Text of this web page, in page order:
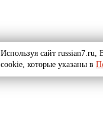
Используя сайт russian7.ru,
cookie, которые указаны в